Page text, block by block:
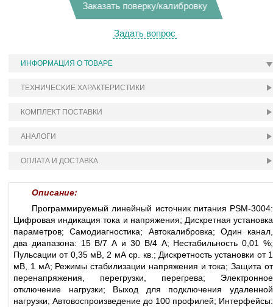
Заказать поверку/калибровку
Задать вопрос
ИНФОРМАЦИЯ О ТОВАРЕ
ТЕХНИЧЕСКИЕ ХАРАКТЕРИСТИКИ
КОМПЛЕКТ ПОСТАВКИ
АНАЛОГИ
ОПЛАТА И ДОСТАВКА
Описание:
Программируемый линейный источник питания PSM-3004:
Цифровая индикация тока и напряжения; Дискретная установка
параметров; Самодиагностика; Автокалибровка; Один канал,
два диапазона: 15 В/7 А и 30 В/4 А; Нестабильность 0,01 %;
Пульсации от 0,35 мВ, 2 мА ср. кв.; Дискретность установки от 1
мВ, 1 мА; Режимы стабилизации напряжения и тока; Защита от
перенапряжения, перегрузки, перегрева; Электронное
отключение нагрузки; Выход для подключения удаленной
нагрузки; Автовоспроизведение до 100 профилей; Интерфейсы: